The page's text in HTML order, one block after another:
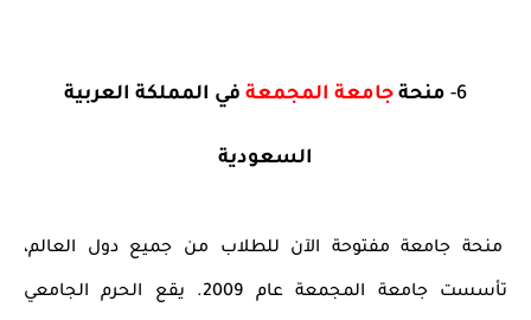
6- منحة جامعة المجمعة في المملكة العربية
السعودية
منحة جامعة مفتوحة الآن للطلاب من جميع دول العالم،
تأسست جامعة المجمعة عام 2009. يقع الحرم الجامعي